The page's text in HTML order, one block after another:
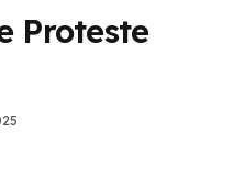
Proteste